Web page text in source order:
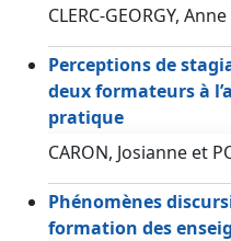
CLERC-GEORGY,
Perceptions de
deux formateurs à
pratique
CARON, Josianne et
Phénomènes
formation des